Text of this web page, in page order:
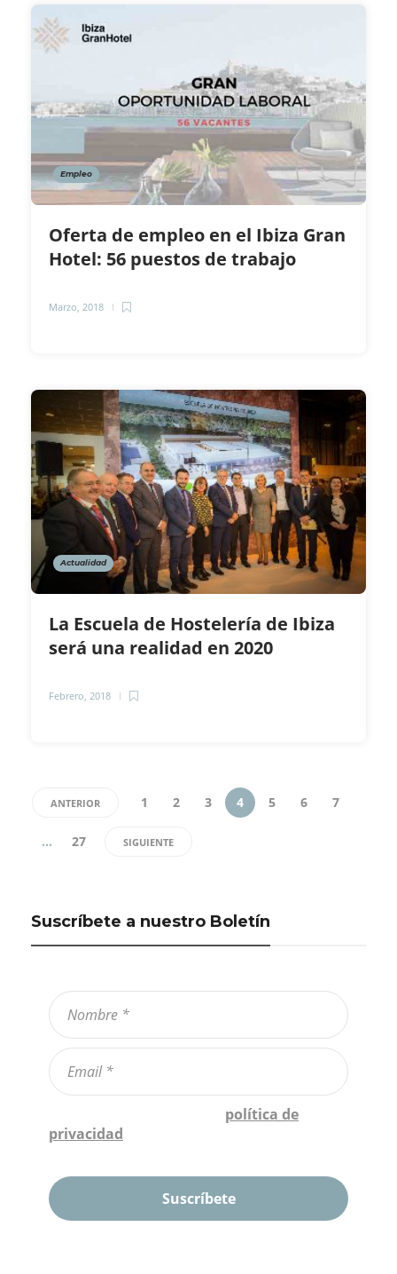
Empleo
Oferta de empleo en el Ibiza Gran
Hotel: 56 puestos de trabajo
Marzo, 2018
Actualidad
La Escuela de Hostelería de Ibiza
será una realidad en 2020
Febrero, 2018
ANTERIOR 1 2 3 4 5 6 7
… 27 SIGUIENTE
Suscríbete a nuestro Boletín
política de
privacidad